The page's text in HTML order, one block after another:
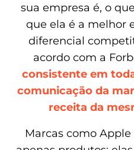
sua empresa é, o
que ela é a melhor
diferencial
acordo com a
consistente em
comunicação da
receita da
Marcas como